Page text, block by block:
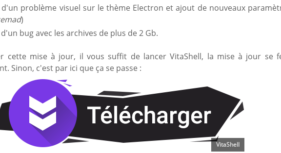
problème visuel sur le thème Electron et ajout de nouveaux
)
bug avec les archives de plus de 2 Gb.
cette mise à jour, il vous suffit de lancer VitaShell, la mise à jour se
Sinon, c'est par ici que ça se passe :
VitaShell